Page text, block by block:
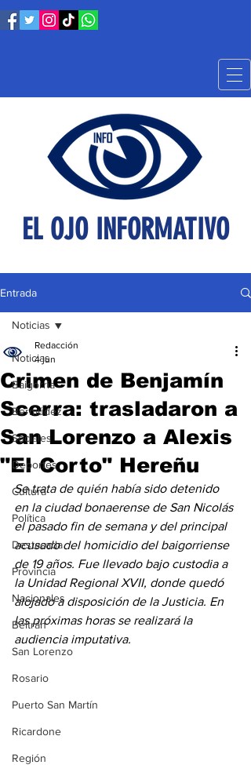
EL OJO INFORMATIVO
Entrada
Noticias
Baigorria
Bermúdez
Sociales
Deportes
Cultura
Política
Destacada
Provincia
Nacionales
Beltrán
San Lorenzo
Rosario
Puerto San Martín
Ricardone
Región
Noticias
Crimen de Benjamín
Scerra: trasladaron a
San Lorenzo a Alexis
"El Corto" Hereñu
Redacción
4 jun
Se trata de quién había sido detenido
en la ciudad bonaerense de San Nicolás
el pasado fin de semana y del principal
acusado del homicidio del baigorriense
de 19 años. Fue llevado bajo custodia a
la Unidad Regional XVII, donde quedó
alojado a disposición de la Justicia. En
las próximas horas se realizará la
audiencia imputativa.